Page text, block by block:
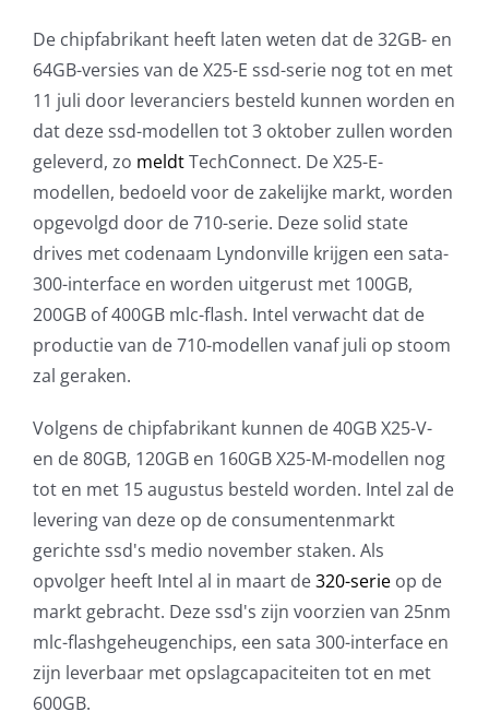
Office365
Glasvezelverbindingen
Microsoft software licenties
SLA overeenkomsten
Remote Help
WordPress SLA Contract
Contact
De chipfabrikant heeft laten weten dat de 32GB- en
64GB-versies van de X25-E ssd-serie nog tot en met
11 juli door leveranciers besteld kunnen worden en
dat deze ssd-modellen tot 3 oktober zullen worden
geleverd, zo meldtTechConnect. De X25-E-
modellen, bedoeld voor de zakelijke markt, worden
opgevolgd door de 710-serie. Deze solid state
drives met codenaam Lyndonville krijgen een sata-
300-interface en worden uitgerust met 100GB,
200GB of 400GB mlc-flash. Intel verwacht dat de
productie van de 710-modellen vanaf juli op stoom
zal geraken.
Volgens de chipfabrikant kunnen de 40GB X25-V-
en de 80GB, 120GB en 160GB X25-M-modellen nog
tot en met 15 augustus besteld worden. Intel zal de
levering van deze op de consumentenmarkt
gerichte ssd's medio november staken. Als
opvolger heeft Intel al in maart de320-serieop de
markt gebracht. Deze ssd's zijn voorzien van 25nm
mlc-flashgeheugenchips, een sata 300-interface en
zijn leverbaar met opslagcapaciteiten tot en met
600GB.